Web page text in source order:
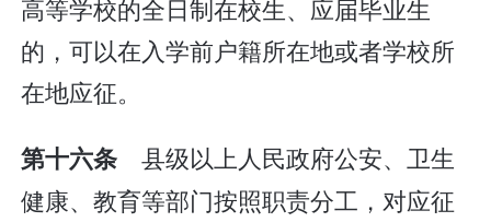
高等学校的全日制在校生、应届毕业生
的，可以在入学前户籍所在地或者学校所
在地应征。
第十六条 县级以上人民政府公安、卫生
健康、教育等部门按照职责分工，对应征